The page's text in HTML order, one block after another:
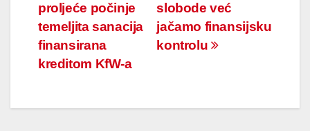
slobode već
jačamo finansijsku
kontrolu
proljeće počinje
temeljita sanacija
finansirana
kreditom KfW-a